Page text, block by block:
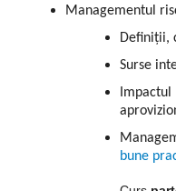
Managementul
Definiții,
Surse
Impactul
bune